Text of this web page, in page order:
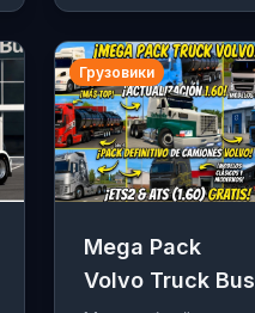
Грузовики
Mega Pack
Volvo Truck Bus